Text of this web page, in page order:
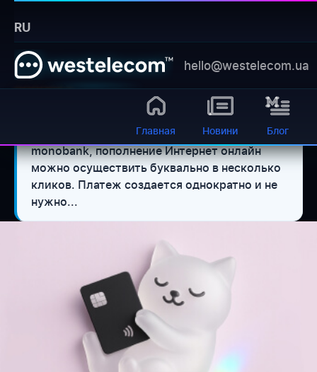
RU
hello@westelecom.ua
Главная Новини Блог
Kak popolnit internet westelecom bez komissii s pomosu
mono
Бот для самообслуживания
баланс, диагностика, оборудование 24/7 Открыть
Если вы являетесь клиентом
monobank, пополнение Интернет онлайн
можно осуществить буквально в несколько
кликов. Платеж создается однократно и не
нужно...